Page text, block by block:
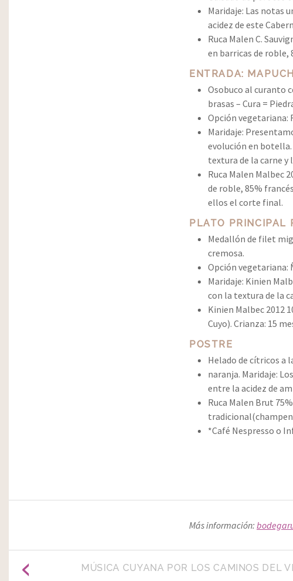
Maridaje: Las notas
acidez de este
Ruca Malen C.
en barricas de roble,
ENTRADA:
Osobuco al curanto
brasas – Cura =
Opción vegetariana:
Maridaje:
evolución en botella.
textura de la carne y
Ruca Malen Malbec
de roble, 85%
ellos el corte final.
PLATO PRINCIPAL
Medallón de filet
cremosa.
Opción vegetariana:
Maridaje: Kinien
con la textura de la
Kinien Malbec 2012
Cuyo). Crianza: 15
POSTRE
Helado de cítricos a
naranja. Maridaje:
entre la acidez de
Ruca Malen Brut
*Café Nespresso o
Más información:
MÚSICA CUYANA POR LOS CAMINOS DEL